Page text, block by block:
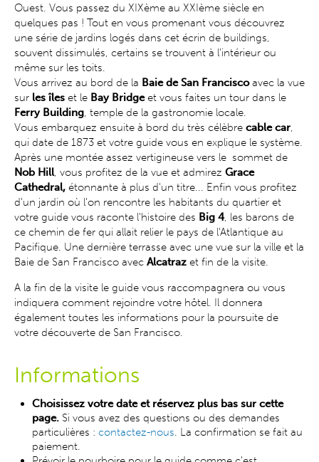
Ouest. Vous passez du XIXème au XXIème siècle en
quelques pas ! Tout en vous promenant vous découvrez
une série de jardins logés dans cet écrin de buildings,
souvent dissimulés, certains se trouvent à l'intérieur ou
même sur les toits.
Vous arrivez au bord de la Baie de San Franciscoavec la vue
sur les îles et le Bay Bridgeet vous faites un tour dans le
Ferry Building, temple de la gastronomie locale.
Vous embarquez ensuite à bord du très célèbre cable car,
qui date de 1873 et votre guide vous en explique le système.
Après une montée assez vertigineuse vers le sommet de
Nob Hill, vous profitez de la vue et admirez Grace
Cathedral, étonnante à plus d'un titre... Enfin vous profitez
d'un jardin où l'on rencontre les habitants du quartier et
votre guide vous raconte l'histoire des Big 4, les barons de
ce chemin de fer qui allait relier le pays de l'Atlantique au
Pacifique. Une dernière terrasse avec une vue sur la ville et la
Baie de San Francisco avec Alcatraz et fin de la visite.
A la fin de la visite le guide vous raccompagnera ou vous
indiquera comment rejoindre votre hôtel. Il donnera
également toutes les informations pour la poursuite de
votre découverte de San Francisco.
Informations
Choisissez votre date et réservez plus bas sur cette
page. Si vous avez des questions ou des demandes
particulières : contactez-nous. La confirmation se fait au
paiement.